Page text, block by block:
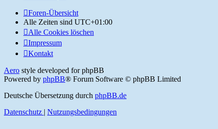
Foren-Übersicht
Alle Zeiten sind UTC+01:00
Alle Cookies löschen
Impressum
Kontakt
Aero style developed for phpBB
Powered by phpBB® Forum Software © phpBB Limited
Deutsche Übersetzung durch phpBB.de
Datenschutz
Nutzungsbedingungen